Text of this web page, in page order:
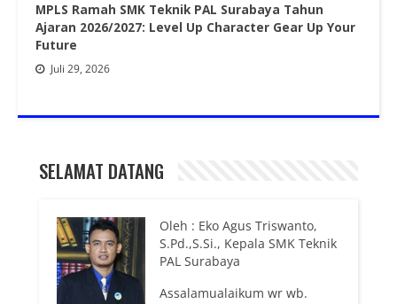
MPLS Ramah SMK Teknik PAL Surabaya Tahun
Ajaran 2026/2027: Level Up Character Gear Up Your
Future
Juli 29, 2026
SELAMAT DATANG
Oleh : Eko Agus Triswanto,
S.Pd.,S.Si., Kepala SMK Teknik
PAL Surabaya
Assalamualaikum wr wb.